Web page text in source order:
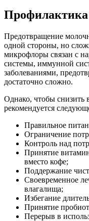
Профилактика
Предотвращение
одной стороны, но
микрофлоры связан с
системы, иммунной
заболеваниями,
достаточно сложно.
Однако, чтобы снизить
рекомендуется
Правильное
Ограничение
Контроль над
Принятие
вместо кофе;
Поддержание
Своевременное
влагалища;
Избегание
Принятие
Перерыв в